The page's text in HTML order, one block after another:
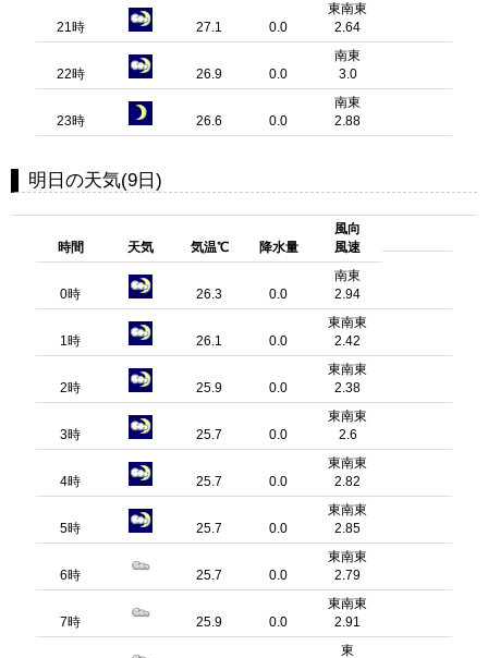
21時 27.1 0.0
東南東
2.64
22時 26.9 0.0
南東
3.0
23時 26.6 0.0
南東
2.88
明日の天気(9日)
時間 天気 気温℃ 降水量
風向
風速
0時 26.3 0.0
南東
2.94
1時 26.1 0.0
東南東
2.42
2時 25.9 0.0
東南東
2.38
3時 25.7 0.0
東南東
2.6
4時 25.7 0.0
東南東
2.82
5時 25.7 0.0
東南東
2.85
6時 25.7 0.0
東南東
2.79
7時 25.9 0.0
東南東
2.91
東